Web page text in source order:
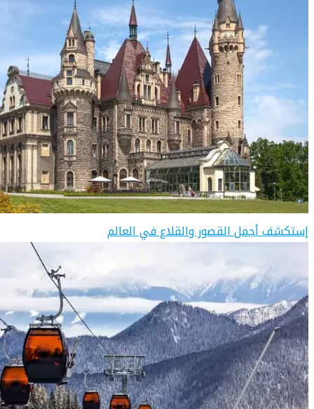
إستكشف أجمل القصور والقلاع في العالم